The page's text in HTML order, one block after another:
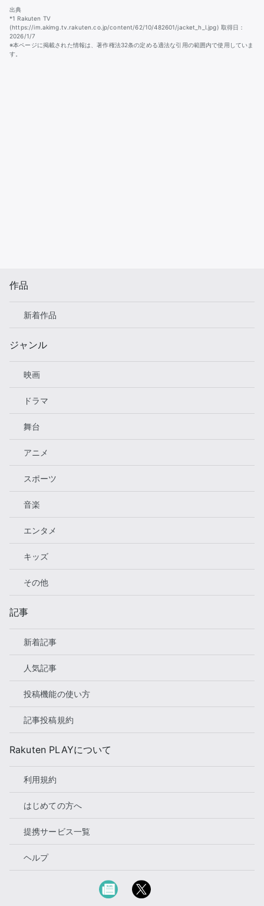
出典
*1 Rakuten TV
(https://im.akimg.tv.rakuten.co.jp/content/62/10/482601/jacket_h_l.jpg) 取得日：
2026/1/7
※本ページに掲載された情報は、著作権法32条の定める適法な引用の範囲内で使用していま
す。
作品
新着作品
ジャンル
映画
ドラマ
舞台
アニメ
スポーツ
音楽
エンタメ
キッズ
その他
記事
新着記事
人気記事
投稿機能の使い方
記事投稿規約
Rakuten PLAYについて
利用規約
はじめての方へ
提携サービス一覧
ヘルプ